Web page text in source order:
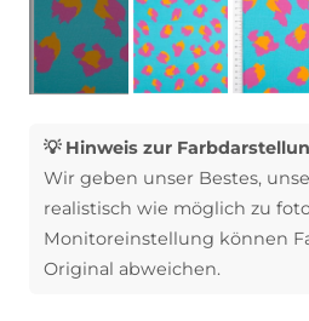
💡 Hinweis zur
Wir geben unser Bestes,
realistisch wie möglich zu
Monitoreinstellung können
Original abweichen.